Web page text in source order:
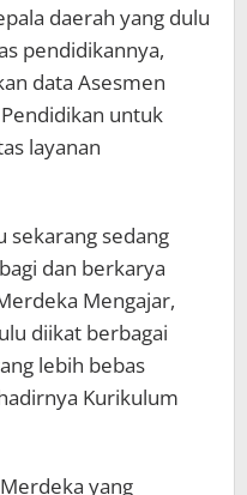
daerah yang dulu
pendidikannya,
data Asesmen
untuk
layanan
sekarang sedang
dan berkarya
Mengajar,
diikat berbagai
lebih bebas
Kurikulum
yang